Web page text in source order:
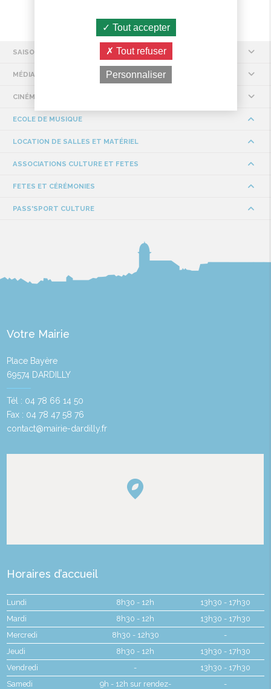
SAISON CULTURELLE À L'AQUEDUC
MÉDIATHÈQUE ET LUDOTHÈQUE
CINÉMA À L'AQUEDUC
ECOLE DE MUSIQUE
LOCATION DE SALLES ET MATÉRIEL
ASSOCIATIONS CULTURE ET FETES
FETES ET CÉRÉMONIES
PASS'SPORT CULTURE
Votre Mairie
Place Bayère
69574 DARDILLY
Tél : 04 78 66 14 50
Fax : 04 78 47 58 76
contact@mairie-dardilly.fr
Horaires d’accueil
Lundi 8h30 - 12h
13h30 - 17h30
Mardi
8h30 - 12h
13h30 - 17h30
Mercredi
8h30 - 12h30
-
Jeudi
8h30 - 12h
13h30 - 17h30
Vendredi
-
13h30 - 17h30
Samedi
9h - 12h sur rendez- -
Tout accepter
Tout refuser
Personnaliser